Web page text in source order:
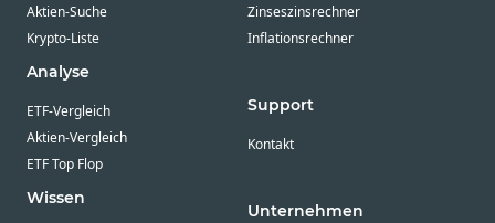
Aktien-Suche
Krypto-Liste
Analyse
ETF-Vergleich
Aktien-Vergleich
ETF Top Flop
Wissen
Zinseszinsrechner
Inflationsrechner
Support
Kontakt
Unternehmen